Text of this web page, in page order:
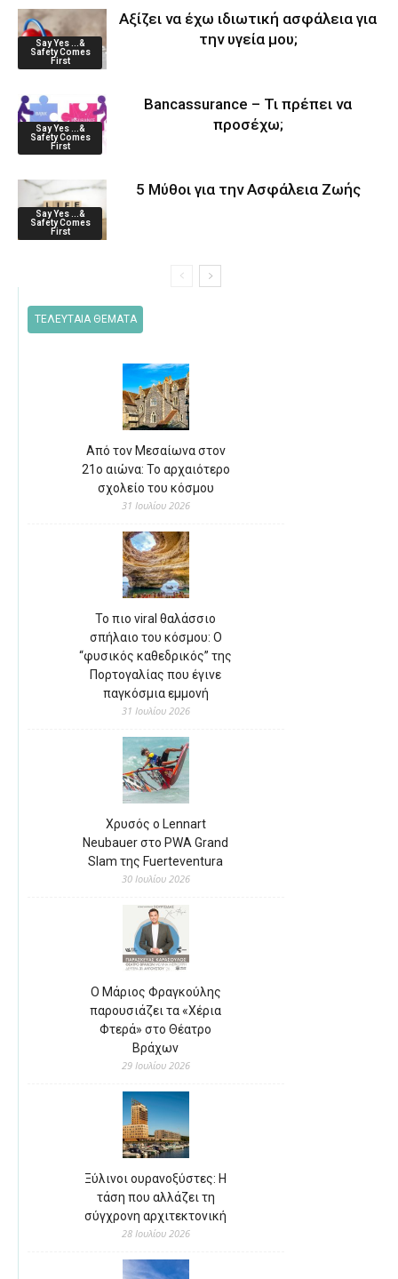
Say Yes ...&
Safety Comes
First
Αξίζει να έχω ιδιωτική ασφάλεια για
την υγεία μου;
Say Yes ...&
Safety Comes
First
Bancassurance – Τι πρέπει να
προσέχω;
Say Yes ...&
Safety Comes
First
5 Μύθοι για την Ασφάλεια Ζωής
ΤΕΛΕΥΤΑΙΑ ΘΕΜΑΤΑ
Από τον Μεσαίωνα στον
21ο αιώνα: Το αρχαιότερο
σχολείο του κόσμου
31 Ιουλίου 2026
Το πιο viral θαλάσσιο
σπήλαιο του κόσμου: Ο
“φυσικός καθεδρικός” της
Πορτογαλίας που έγινε
παγκόσμια εμμονή
31 Ιουλίου 2026
Χρυσός ο Lennart
Neubauer στο PWA Grand
Slam της Fuerteventura
30 Ιουλίου 2026
Ο Μάριος Φραγκούλης
παρουσιάζει τα «Χέρια
Φτερά» στο Θέατρο
Βράχων
29 Ιουλίου 2026
Ξύλινοι ουρανοξύστες: Η
τάση που αλλάζει τη
σύγχρονη αρχιτεκτονική
28 Ιουλίου 2026